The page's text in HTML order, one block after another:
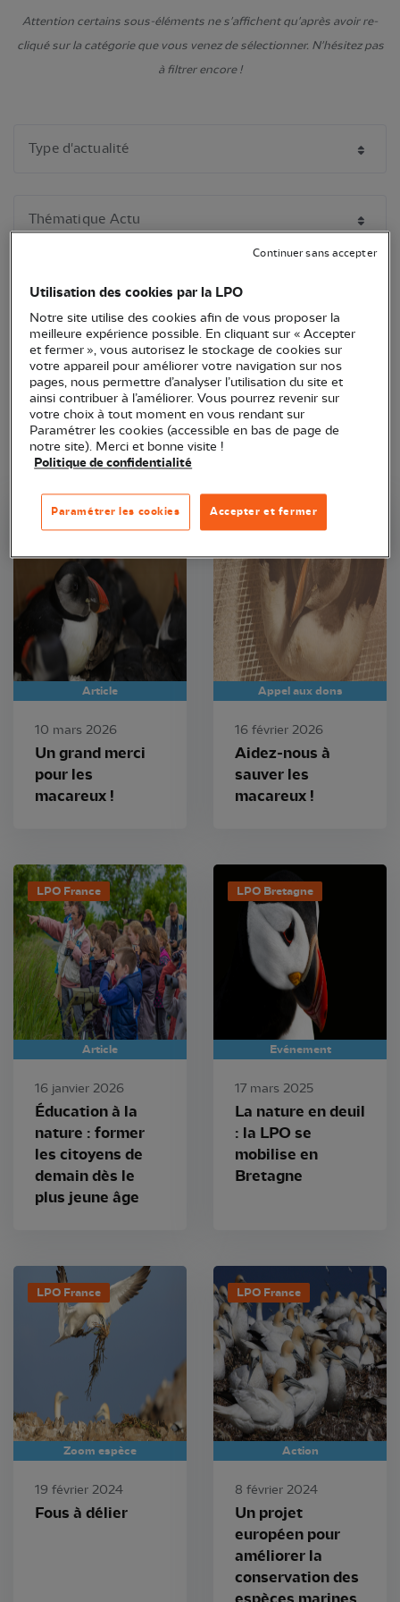
Attention certains sous-éléments ne s'affichent qu'après avoir re-
cliqué sur la catégorie que vous venez de sélectionner. N'hésitez pas
à filtrer encore !
LPO Aquitaine
Article
10 mars 2026
Un grand merci
pour les
macareux !
LPO Aquitaine
Appel aux dons
16 février 2026
Aidez-nous à
sauver les
macareux !
LPO France
Article
16 janvier 2026
Éducation à la
nature : former
les citoyens de
demain dès le
plus jeune âge
LPO Bretagne
Evénement
17 mars 2025
La nature en deuil
: la LPO se
mobilise en
Bretagne
LPO France
Zoom espèce
19 février 2024
Fous à délier
LPO France
Action
8 février 2024
Un projet
européen pour
améliorer la
conservation des
Utilisation des cookies par la LPO
Notre site utilise des cookies afin de vous proposer la
meilleure expérience possible. En cliquant sur « Accepter
et fermer », vous autorisez le stockage de cookies sur
votre appareil pour améliorer votre navigation sur nos
pages, nous permettre d’analyser l’utilisation du site et
ainsi contribuer à l’améliorer. Vous pourrez revenir sur
votre choix à tout moment en vous rendant sur
Paramétrer les cookies (accessible en bas de page de
notre site). Merci et bonne visite !
Politique de confidentialité
Accepter et fermer
Paramétrer les cookies
Continuer sans accepter